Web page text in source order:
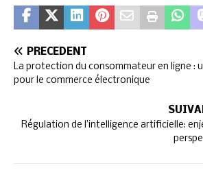
PRÉCÉDENT
La protection du consommateur en ligne :
pour le commerce électronique
Régulation de l’intelligence artificielle: